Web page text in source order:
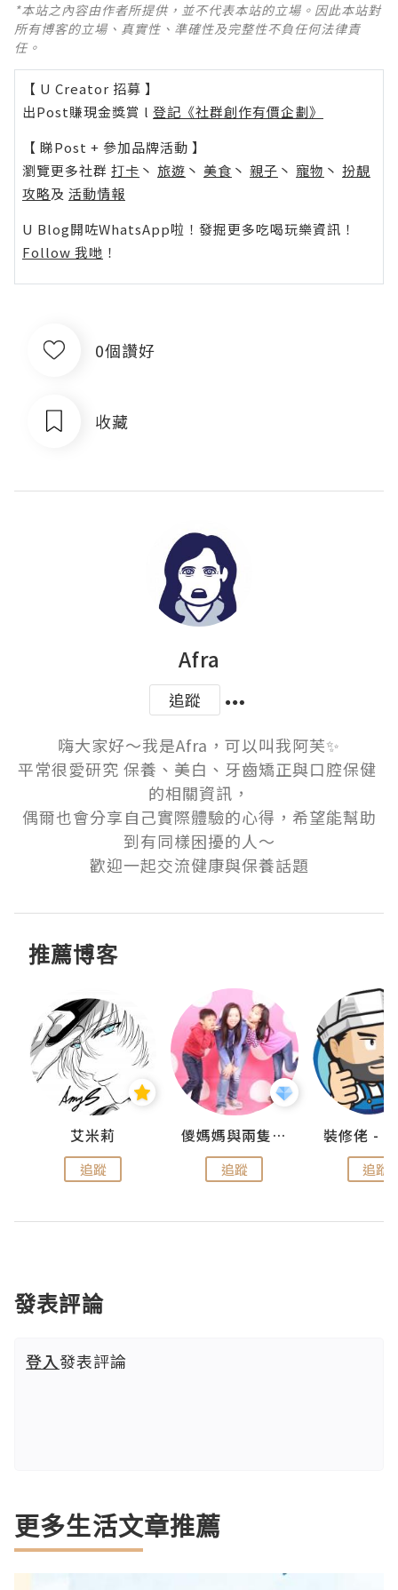
*本站之內容由作者所提供，並不代表本站的立場。因此本站對
所有博客的立場、真實性、準確性及完整性不負任何法律責
任。
【 U Creator 招募 】
出Post賺現金獎賞 l 登記《社群創作有價企劃》
【 睇Post + 參加品牌活動 】
瀏覽更多社群 打卡 丶 旅遊 丶 美食 丶 親子 丶 寵物 丶 扮靚
攻略及 活動情報
U Blog開咗WhatsApp啦！發掘更多吃喝玩樂資訊！
Follow 我哋 ！
0個讚好
收藏
Afra
追蹤
嗨大家好～我是Afra，可以叫我阿芙✨
平常很愛研究 保養、美白、牙齒矯正與口腔保健
的相關資訊，
偶爾也會分享自己實際體驗的心得，希望能幫助
到有同樣困擾的人～
歡迎一起交流健康與保養話題
推薦博客
艾米莉
追蹤
儍媽媽與兩隻小魔怪之家
追蹤 追蹤
發表評論
登入發表評論
更多生活文章推薦